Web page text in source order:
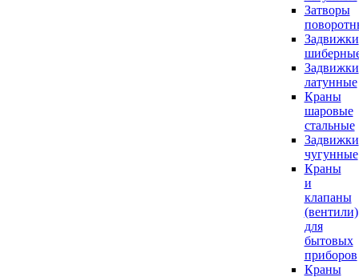
Затворы
Задвижки
Задвижки
латунные
Краны
шаровые
стальные
Задвижки
чугунные
Краны
и
клапаны
(вентили)
для
бытовых
приборов
Краны